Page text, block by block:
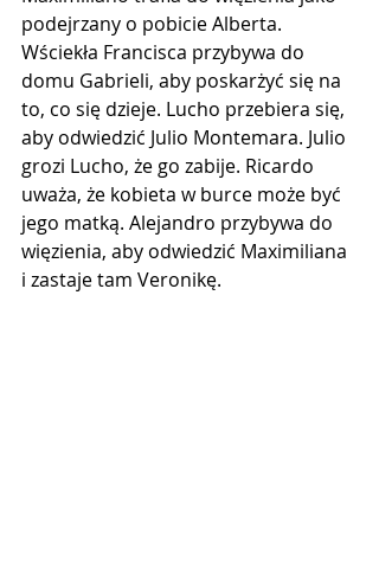
podejrzany o pobicie Alberta.
Wściekła Francisca przybywa do
domu Gabrieli, aby poskarżyć się na
to, co się dzieje. Lucho przebiera się,
aby odwiedzić Julio Montemara. Julio
grozi Lucho, że go zabije. Ricardo
uważa, że ​​kobieta w burce może być
jego matką. Alejandro przybywa do
więzienia, aby odwiedzić Maximiliana
i zastaje tam Veronikę.